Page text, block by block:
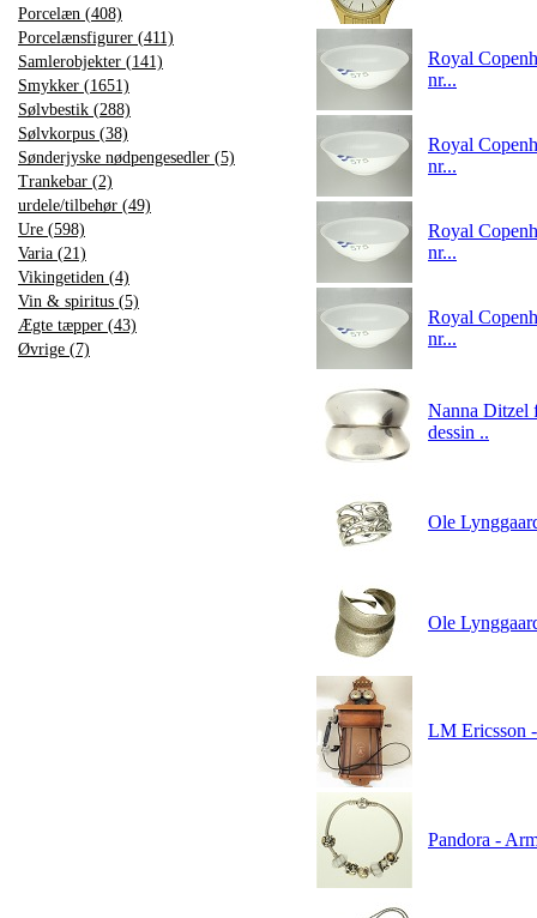
Porcelæn (408)
Porcelænsfigurer (411)
Samlerobjekter (141)
Smykker (1651)
Sølvbestik (288)
Sølvkorpus (38)
Sønderjyske nødpengesedler (5)
Trankebar (2)
urdele/tilbehør (49)
Ure (598)
Varia (21)
Vikingetiden (4)
Vin & spiritus (5)
Ægte tæpper (43)
Øvrige (7)
Royal
nr...
Royal
nr...
Royal
nr...
Royal
nr...
Nanna Ditzel
dessin ..
Ole
Ole
LM Ericsson
Pandora -